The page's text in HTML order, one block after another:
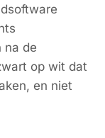
na de
op wit dat
en niet